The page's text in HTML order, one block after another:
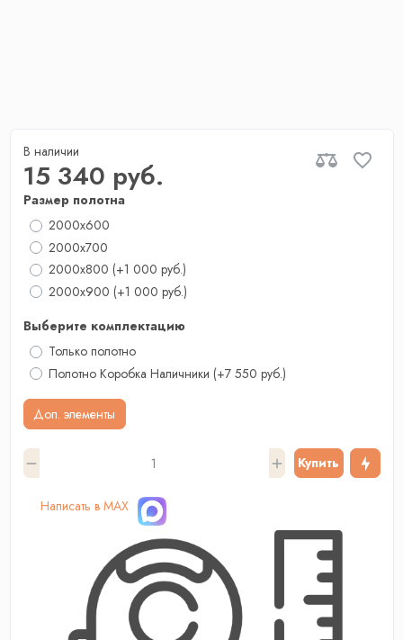
В наличии
15 340 руб.
Размер полотна
2000x600
2000x700
2000х800 (+1 000 руб.)
2000x900 (+1 000 руб.)
Выберите комплектацию
Только полотно
Полотно Коробка Наличники (+7 550 руб.)
Доп. элементы
Купить
Написать в MAX